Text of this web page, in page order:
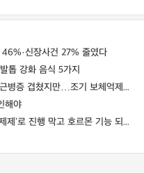
신장사건 27% 줄였다
톱 강화 음식 5가지
드문 혈액·신장질환 aHUS 환자, 뇌증·심근병증 겹쳤지만…조기 보체억제치료로 신경학적 회복 보여
해야
희귀 자가면역 내분비질환, 조기 'JAK 억제제'로 진행 막고 호르몬 기능 되살렸다